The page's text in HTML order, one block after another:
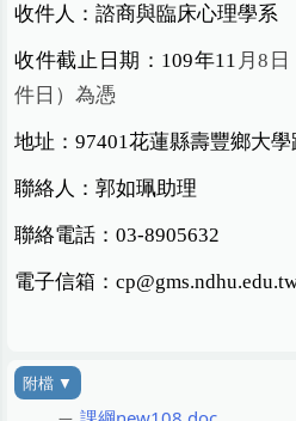
收件人：諮商與臨床心理學系
收件截止日期：109年11 月8
件日）為憑
地址：97401花蓮縣壽豐鄉大
聯絡人：郭如珮助理
聯絡電話：03-8905632
電子信箱：